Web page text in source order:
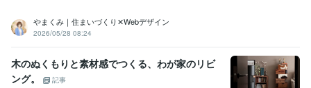
やまくみ｜住まいづくり✕Webデザイン
2026/05/28 08:24
木のぬくもりと素材感でつくる、わが家のリビ
ング。
記事